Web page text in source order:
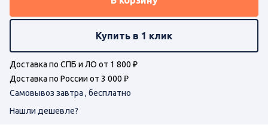
Купить в 1 клик
Доставка по СПБ и ЛО от 1 800 ₽
Доставка по России от 3 000 ₽
Самовывоз завтра , бесплатно
Нашли дешевле?